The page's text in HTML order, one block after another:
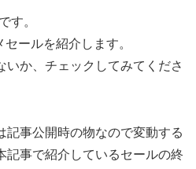
す。
ールを紹介します。
いか、チェックしてみてくださ
記事公開時の物なので変動する
記事で紹介しているセールの終